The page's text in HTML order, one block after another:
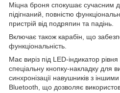
Міцна броня спокушає сучасним
підігнаний, повністю
пристрій від подряпин та падінь.
Включає також карабін, що
функціональність.
Має виріз під LED-індикатор
спеціальну кнопку-накладку для
синхронізації навушників з
Bluetooth, що дозволяє